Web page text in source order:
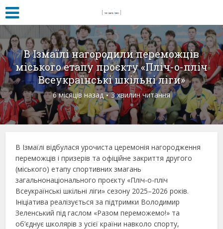
В Ізмаїлі нагородили переможців
міського етапу проєкту «Пліч-о-пліч
Всеукраїнські шкільні ліги»
6 місяців назад 3 хвилин читання
В Ізмаїлі відбулася урочиста церемонія нагородження
переможців і призерів та офіційне закриття другого
(міського) етапу спортивних змагань
загальнонаціонального проєкту «Пліч-о-пліч
Всеукраїнські шкільні ліги» сезону 2025–2026 років.
Ініціатива реалізується за підтримки Володимир
Зеленський під гаслом «Разом переможемо!» та
об’єднує школярів з усієї країни навколо спорту,